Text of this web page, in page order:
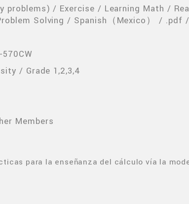
problems) / Exercise / Learning Math /
Solving / Spanish（Mexico） / .pdf
/ Grade 1,2,3,4
Members
para la enseñanza del cálculo vía la